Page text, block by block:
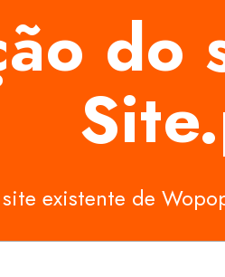
site existente de